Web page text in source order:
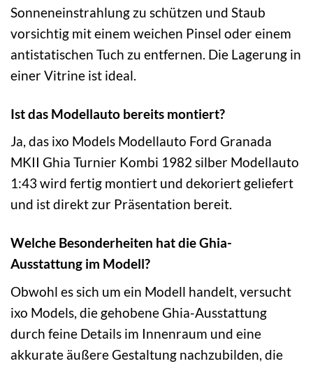
Sonneneinstrahlung zu schützen und Staub
vorsichtig mit einem weichen Pinsel oder einem
antistatischen Tuch zu entfernen. Die Lagerung in
einer Vitrine ist ideal.
Ist das Modellauto bereits montiert?
Ja, das ixo Models Modellauto Ford Granada
MKII Ghia Turnier Kombi 1982 silber Modellauto
1:43 wird fertig montiert und dekoriert geliefert
und ist direkt zur Präsentation bereit.
Welche Besonderheiten hat die Ghia-
Ausstattung im Modell?
Obwohl es sich um ein Modell handelt, versucht
ixo Models, die gehobene Ghia-Ausstattung
durch feine Details im Innenraum und eine
akkurate äußere Gestaltung nachzubilden, die